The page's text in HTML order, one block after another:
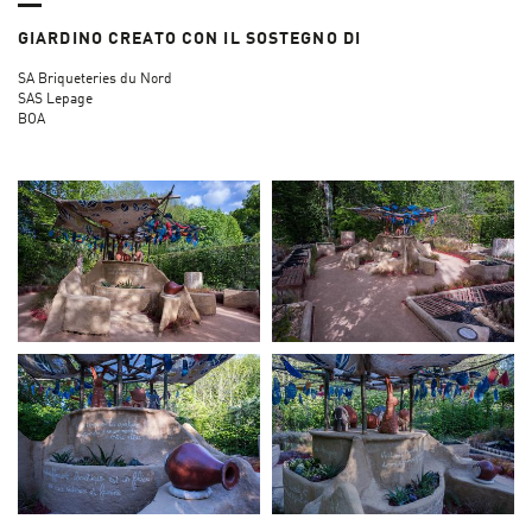
GIARDINO CREATO CON IL SOSTEGNO DI
SA Briqueteries du Nord
SAS Lepage
BOA